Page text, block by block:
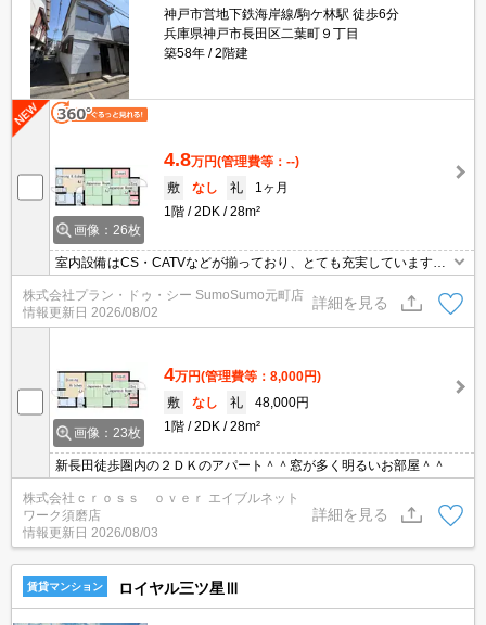
神戸市営地下鉄海岸線/駒ケ林駅 徒歩6分
兵庫県神戸市長田区二葉町９丁目
築58年
2階建
画像：26枚
4.8万円(管理費等：--)
敷
なし 礼
1ヶ月
1階
2DK 28m²
室内設備はCS・CATVなどが揃っており、とても充実しています。
収納はシューズボックス・押入など豊富なので、衣類や履き物の整
理がしやすく便利です。隣接する住戸が少ないので隣人との騒音ト
ラブルのリスクが下がる角部屋になります。初期費用をカードでお
支払いいただけるので、カードで決済したい方にもおすすめです。
株式会社プラン・ドゥ・シー SumoSumo元町店
情報更新日 2026/08/02
詳細を見る
画像：23枚
4万円(管理費等：8,000円)
敷
なし 礼
48,000円
1階
2DK 28m²
新長田徒歩圏内の２ＤＫのアパート＾＾窓が多く明るいお部屋＾＾
株式会社ｃｒｏｓｓ ｏｖｅｒ エイブルネット
ワーク須磨店
情報更新日 2026/08/03
詳細を見る
賃貸マンション ロイヤル三ツ星Ⅲ